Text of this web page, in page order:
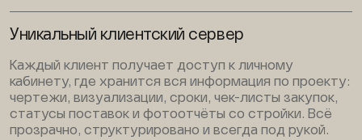
Уникальный клиентский сервер
Каждый клиент получает доступ к личному
кабинету, где хранится вся информация по проекту:
чертежи, визуализации, сроки, чек-листы закупок,
статусы поставок и фотоотчёты со стройки. Всё
прозрачно, структурировано и всегда под рукой.